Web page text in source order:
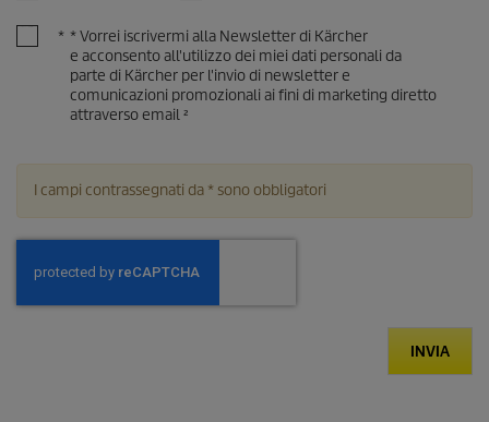
* * Vorrei iscrivermi alla Newsletter di Kärcher
e acconsento all'utilizzo dei miei dati personali da
parte di Kärcher per l'invio di newsletter e
comunicazioni promozionali ai fini di marketing diretto
attraverso email ²
I campi contrassegnati da * sono obbligatori
INVIA